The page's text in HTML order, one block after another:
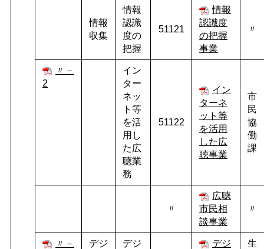
情報
収集
情報
認識
度の
把握
51121
情報
認識度
の把握
事業
〃
〃－
2
イン
ター
ネッ
ト等
を活
用し
た広
聴業
務
51122
イン
ターネ
ット等
を活用
した広
聴事業
市
民
協
働
課
〃
広聴
市民相
談事業
〃
〃－
デジ
デジ
デジ
生